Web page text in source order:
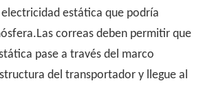
estática que podría
correas deben permitir que
pase a través del marco
del transportador y llegue al